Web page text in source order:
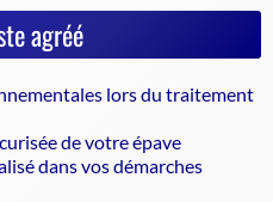
agréé
lors du traitement
de votre épave
dans vos démarches